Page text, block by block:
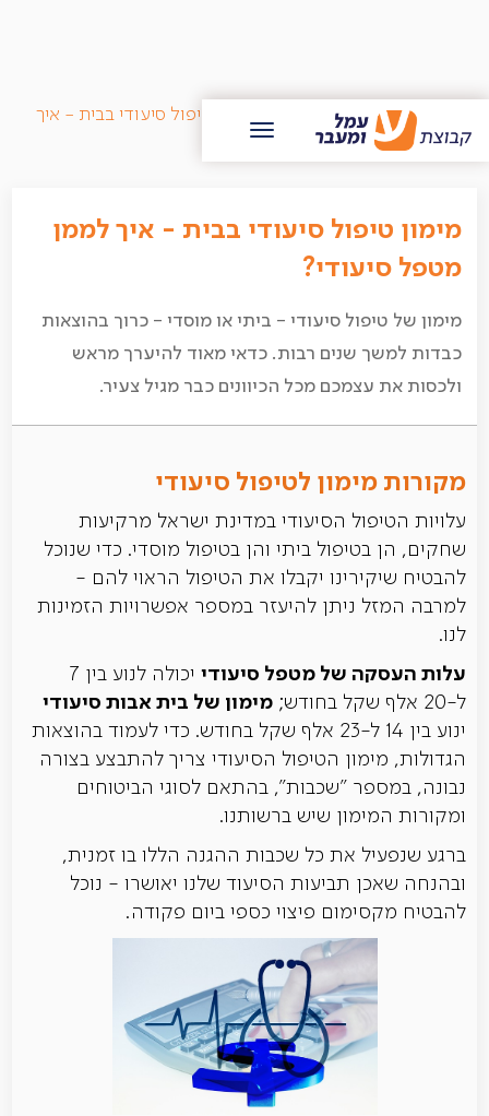
בלוג עמל ומעבר
מימון טיפול סיעודי בבית - איך
לממן מטפל סיעודי?
מימון טיפול סיעודי בבית - איך לממן
מטפל סיעודי?
מימון של טיפול סיעודי - ביתי או מוסדי - כרוך בהוצאות
כבדות למשך שנים רבות. כדאי מאוד להיערך מראש
ולכסות את עצמכם מכל הכיוונים כבר מגיל צעיר.
מקורות מימון לטיפול סיעודי
עלויות הטיפול הסיעודי במדינת ישראל מרקיעות
שחקים, הן בטיפול ביתי והן בטיפול מוסדי. כדי שנוכל
להבטיח שיקירינו יקבלו את הטיפול הראוי להם -
למרבה המזל ניתן להיעזר במספר אפשרויות הזמינות
לנו.
עלות העסקה של מטפל סיעודי
יכולה לנוע בין 7
ל-20 אלף שקל בחודש;
מימון של בית אבות סיעודי
ינוע בין 14 ל-23 אלף שקל בחודש. כדי לעמוד בהוצאות
הגדולות, מימון הטיפול הסיעודי צריך להתבצע בצורה
נבונה, במספר "שכבות", בהתאם לסוגי הביטוחים
ומקורות המימון שיש ברשותנו.
ברגע שנפעיל את כל שכבות ההגנה הללו בו זמנית,
ובהנחה שאכן תביעות הסיעוד שלנו יאושרו - נוכל
להבטיח מקסימום פיצוי כספי ביום פקודה.